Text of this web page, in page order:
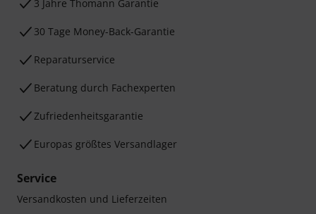
3 Jahre Thomann Garantie
30 Tage Money-Back-Garantie
Reparaturservice
Beratung durch Fachexperten
Zufriedenheitsgarantie
Europas größtes Versandlager
Service
Versandkosten und Lieferzeiten